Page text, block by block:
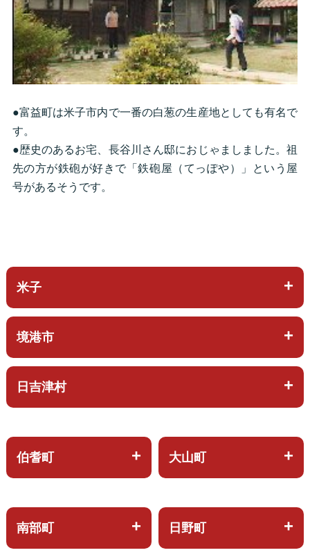
●富益町は米子市内で一番の白葱の生産地としても有名で
す。
●歴史のあるお宅、長谷川さん邸におじゃましました。祖
先の方が鉄砲が好きで「鉄砲屋（てっぽや）」という屋
号があるそうです。
米子
境港市
日吉津村
伯耆町 大山町
南部町 日野町